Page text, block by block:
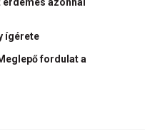
azonnal
ígérete
fordulat a